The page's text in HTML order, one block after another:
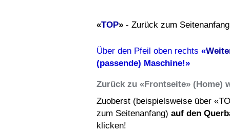
«TOP» - Zurück zum Seitenanfang
Über den Pfeil oben rechts «
(passende) Maschine!»
Zurück zu «Frontseite» (Home)
Zuoberst (beispielsweise über
zum Seitenanfang) auf den
klicken!